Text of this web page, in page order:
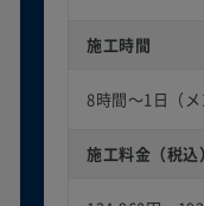
施工時間
8時間〜1日（メ
施工料金（税込）